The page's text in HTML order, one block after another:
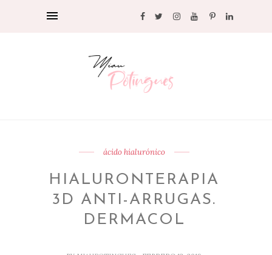
ácido hialurónico
HIALURONTERAPIA
3D ANTI-ARRUGAS.
DERMACOL